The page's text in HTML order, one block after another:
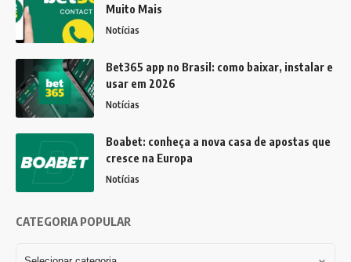
Muito Mais
Notícias
Bet365 app no Brasil: como baixar, instalar e
usar em 2026
Notícias
Boabet: conheça a nova casa de apostas que
cresce na Europa
Notícias
CATEGORIA POPULAR